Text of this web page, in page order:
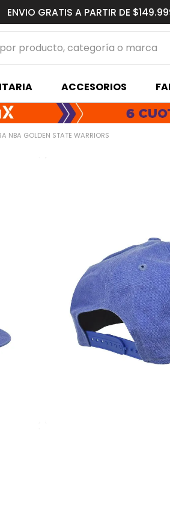
ENVIO GRATIS A PARTIR DE
categoría o marca
ACCESORIOS
NBA GOLDEN STATE WARRIORS